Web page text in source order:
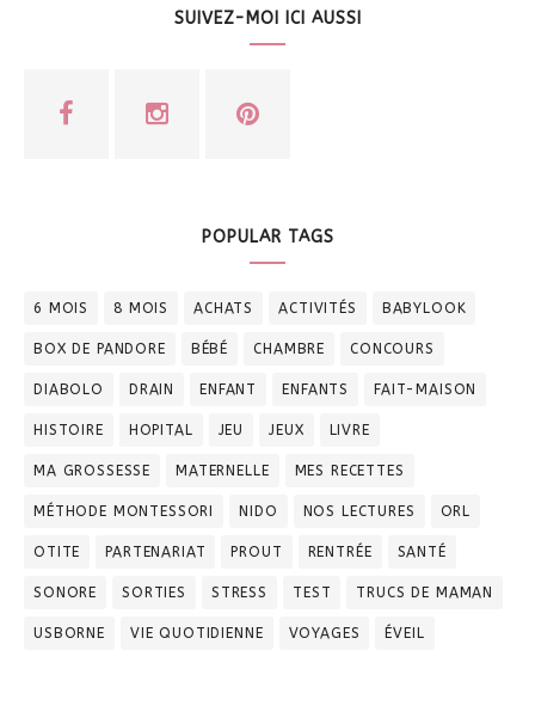
SUIVEZ-MOI ICI AUSSI
POPULAR TAGS
6 MOIS 8 MOIS ACHATS ACTIVITÉS BABYLOOK
BOX DE PANDORE BÉBÉ CHAMBRE CONCOURS
DIABOLO DRAIN ENFANT ENFANTS FAIT-MAISON
HISTOIRE HOPITAL JEU JEUX LIVRE
MA GROSSESSE MATERNELLE MES RECETTES
MÉTHODE MONTESSORI NIDO NOS LECTURES ORL
OTITE PARTENARIAT PROUT RENTRÉE SANTÉ
SONORE SORTIES STRESS TEST TRUCS DE MAMAN
USBORNE VIE QUOTIDIENNE VOYAGES ÉVEIL